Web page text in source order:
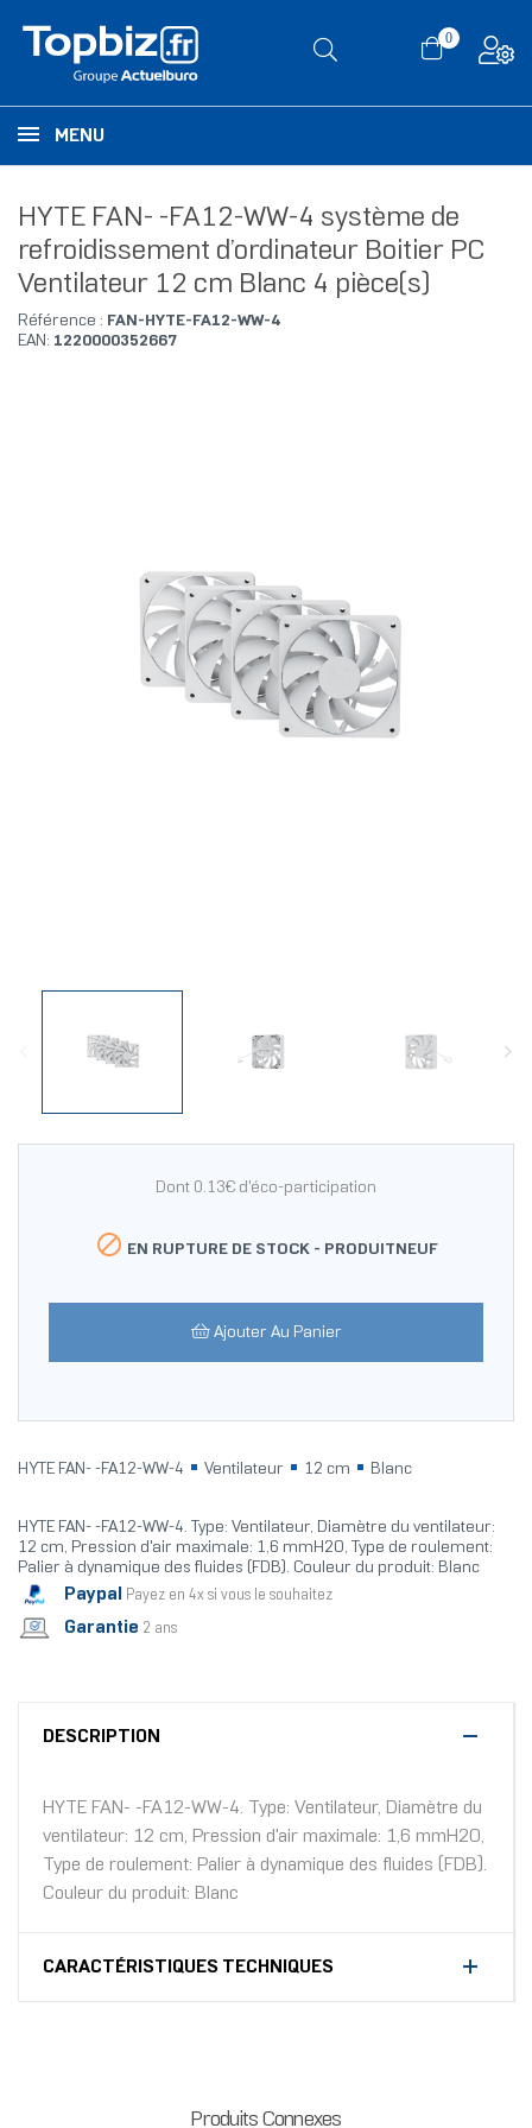
0
MENU
HYTE FAN- -FA12-WW-4 système de
refroidissement d’ordinateur Boitier PC
Ventilateur 12 cm Blanc 4 pièce(s)
Référence : FAN-HYTE-FA12-WW-4
EAN: 1220000352667
Dont 0.13€ d'éco-participation
 EN RUPTURE DE STOCK - PRODUITNEUF
Ajouter Au Panier
HYTE FAN- -FA12-WW-4 Ventilateur 12 cm Blanc
HYTE FAN- -FA12-WW-4. Type: Ventilateur, Diamètre du ventilateur:
12 cm, Pression d'air maximale: 1,6 mmH2O, Type de roulement:
Palier à dynamique des fluides (FDB). Couleur du produit: Blanc
Paypal Payez en 4x si vous le souhaitez
Garantie 2 ans
DESCRIPTION
HYTE FAN- -FA12-WW-4. Type: Ventilateur, Diamètre du
ventilateur: 12 cm, Pression d'air maximale: 1,6 mmH2O,
Type de roulement: Palier à dynamique des fluides (FDB).
Couleur du produit: Blanc
CARACTÉRISTIQUES TECHNIQUES
Produits Connexes